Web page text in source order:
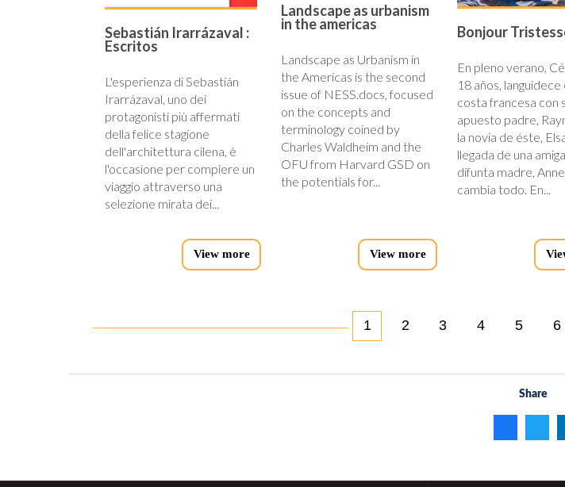
Sebastián Irarrázaval :
Escritos
L'esperienza di Sebastián
Irarrázaval, uno dei
protagonisti più affermati
della felice stagione
dell'architettura cilena, è
l'occasione per compiere un
viaggio attraverso una
selezione mirata dei...
View more
Landscape as urbanism
in the americas
Landscape as Urbanism in
the Americas is the second
issue of NESS.docs, focused
on the concepts and
terminology coined by
Charles Waldheim and the
OFU from Harvard GSD on
the potentials for...
View more
Bonjour
En pleno verano,
18 años, languidece
costa francesa con
apuesto padre,
la novia de éste,
llegada de una
difunta madre,
cambia todo. En...
1 2 3 4 5 6
Share